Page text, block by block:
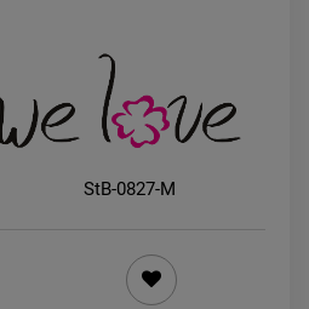
Kolczyki STAL
serce mniejsze ażurowe
44,00 zł
StB-0827-M